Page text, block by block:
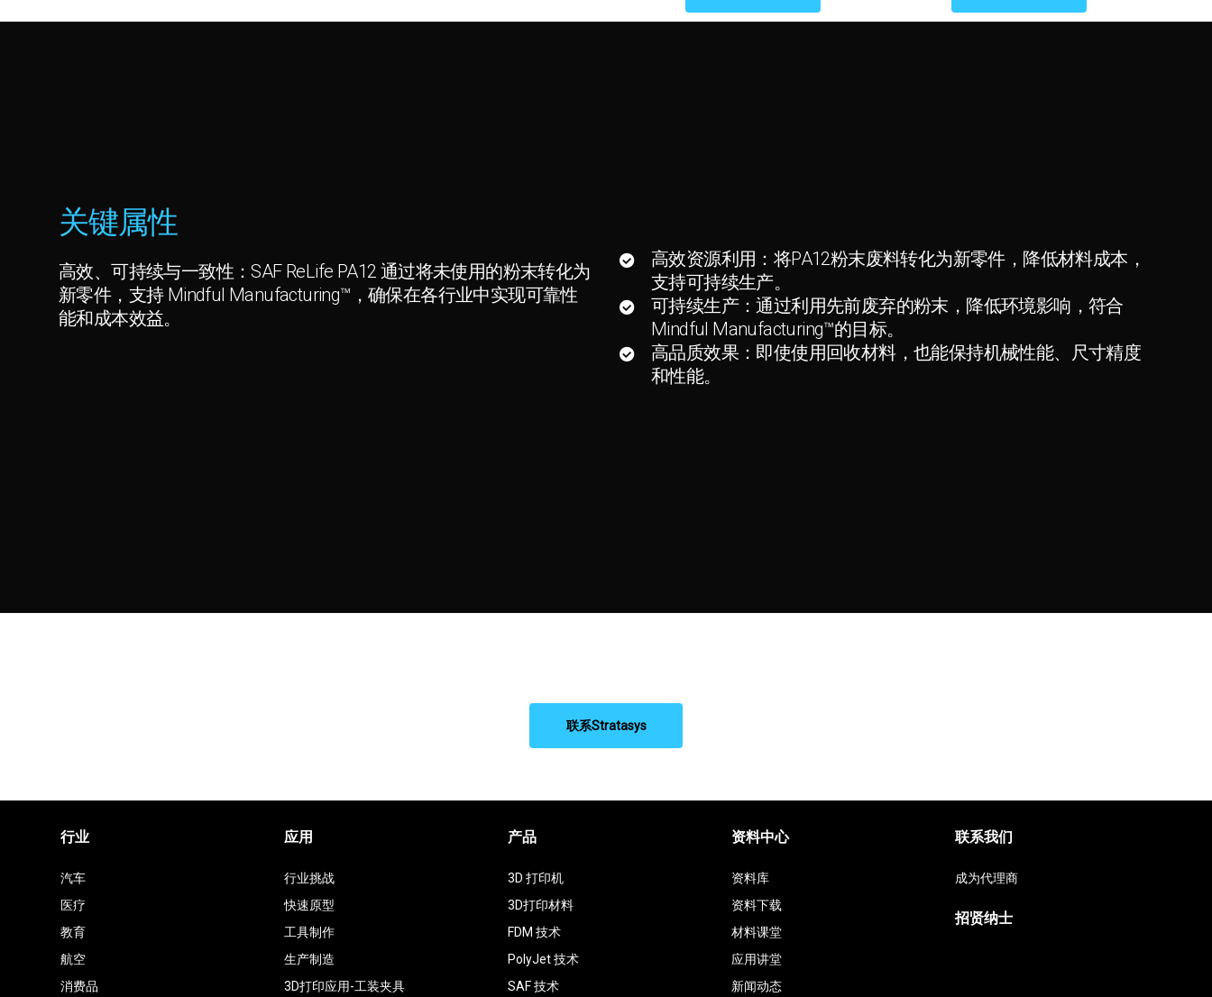
关键属性
高效、可持续与一致性：SAF ReLife PA12 通过将未使用的粉末转化为
新零件，支持 Mindful Manufacturing™，确保在各行业中实现可靠性
能和成本效益。
高效资源利用：将PA12粉末废料转化为新零件，降低材料成本，
支持可持续生产。
可持续生产：通过利用先前废弃的粉末，降低环境影响，符合
Mindful Manufacturing™的目标。
高品质效果：即使使用回收材料，也能保持机械性能、尺寸精度
和性能。
联系Stratasys
行业
汽车
医疗
教育
航空
消费品
应用
行业挑战
快速原型
工具制作
生产制造
3D打印应用-工装夹具
产品
3D 打印机
3D打印材料
FDM 技术
PolyJet 技术
SAF 技术
资料中心
资料库
资料下载
材料课堂
应用讲堂
新闻动态
联系我们
成为代理商
招贤纳士